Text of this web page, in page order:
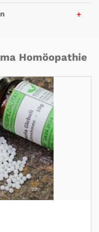
Homöopathie